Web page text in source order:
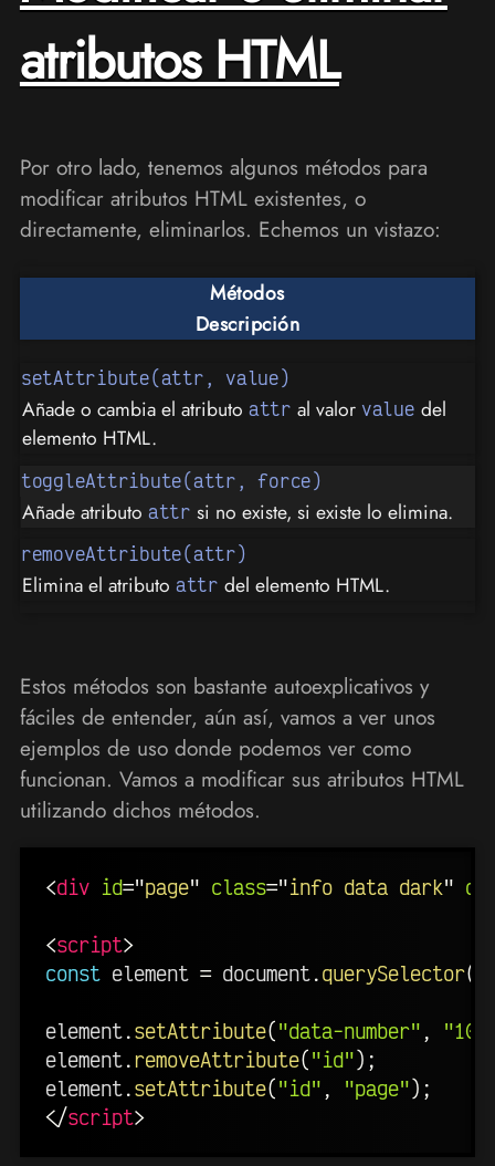
atributos HTML
Por otro lado, tenemos algunos métodos para
modificar atributos HTML existentes, o
directamente, eliminarlos. Echemos un vistazo:
Métodos
Descripción
setAttribute(attr, value)
Añade o cambia el atributo attr al valor value del
elemento HTML.
toggleAttribute(attr, force)
Añade atributo attr si no existe, si existe lo elimina.
removeAttribute(attr)
Elimina el atributo attr del elemento HTML.
Estos métodos son bastante autoexplicativos y
fáciles de entender, aún así, vamos a ver unos
ejemplos de uso donde podemos ver como
funcionan. Vamos a modificar sus atributos HTML
utilizando dichos métodos.
<div id="page" class="info data dark"
<script>
const element = document.querySelector(
element.setAttribute("data-number" , "10"
element.removeAttribute("id") ;
element.setAttribute("id" , "page") ;
</script>